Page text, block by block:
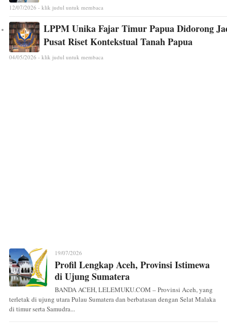
12/07/2026 - klik judul untuk membaca
LPPM Unika Fajar Timur Papua Didorong
Pusat Riset Kontekstual Tanah Papua
04/05/2026 - klik judul untuk membaca
19/07/2026
Profil Lengkap Aceh, Provinsi Istimewa
di Ujung Sumatera
BANDA ACEH, LELEMUKU.COM – Provinsi Aceh, yang
terletak di ujung utara Pulau Sumatera dan berbatasan dengan Selat Malaka
di timur serta Samudra...